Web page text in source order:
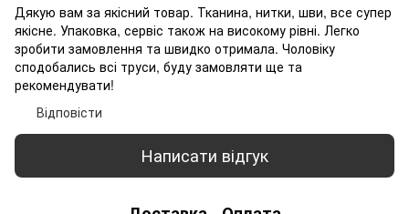
Дякую вам за якісний товар. Тканина, нитки, шви, все супер
якісне. Упаковка, сервіс також на високому рівні. Легко
зробити замовлення та швидко отримала. Чоловіку
сподобались всі труси, буду замовляти ще та
рекомендувати!
Відповісти
Написати відгук